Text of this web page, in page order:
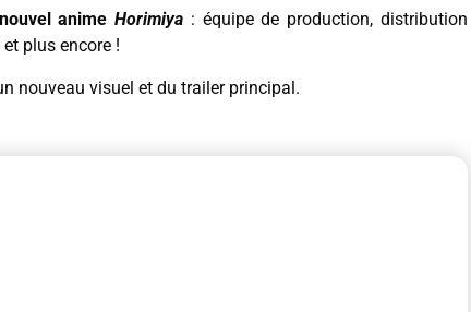
nouvel animeHorimiya : équipe de production, distribution
plus encore !
nouveau visuel et du trailer principal.